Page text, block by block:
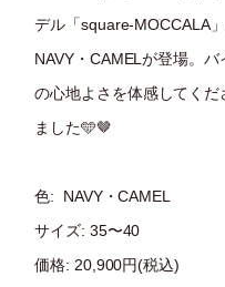
デル「square-MOCCALA
NAVY・CAMELが登場。
の心地よさを体感してく
ました🩵🤎
色: NAVY・CAMEL
サイズ: 35〜40
価格: 20,900円(税込)